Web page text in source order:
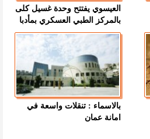
العيسوي يفتتح وحدة غسيل كلى
بالمركز الطبي العسكري بمأدبا
بالاسماء : تنقلات واسعة في
امانة عمان